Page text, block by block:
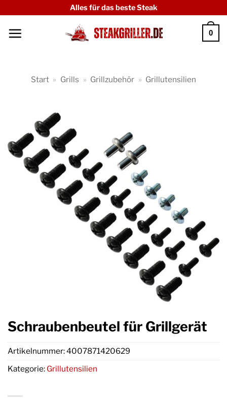
springen
Alles für das beste Steak
0
Start » Grills » Grillzubehör » Grillutensilien
Schraubenbeutel für Grillgerät
Artikelnummer:4007871420629
Kategorie: Grillutensilien